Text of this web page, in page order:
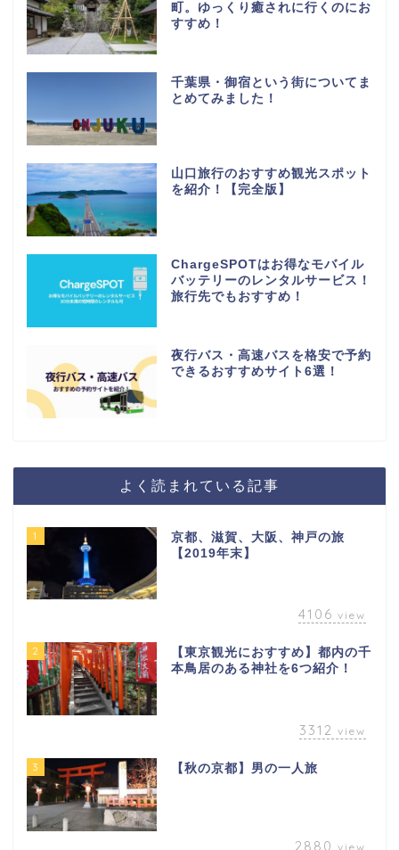
町。ゆっくり癒されに行くのにお
すすめ！
千葉県・御宿という街についてま
とめてみました！
山口旅行のおすすめ観光スポット
を紹介！【完全版】
ChargeSPOTはお得なモバイル
バッテリーのレンタルサービス！
旅行先でもおすすめ！
夜行バス・高速バスを格安で予約
できるおすすめサイト6選！
よく読まれている記事
1
京都、滋賀、大阪、神戸の旅
【2019年末】
4106 view
2
【東京観光におすすめ】都内の千
本鳥居のある神社を6つ紹介！
3312 view
3 【秋の京都】男の一人旅
2880 view